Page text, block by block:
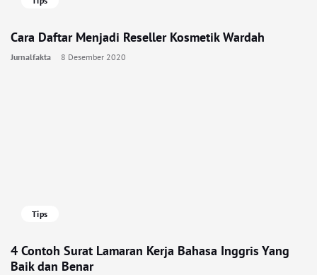
Cara Daftar Menjadi Reseller Kosmetik Wardah
Jurnalfakta 8 Desember 2020
Tips
4 Contoh Surat Lamaran Kerja Bahasa Inggris Yang
Baik dan Benar